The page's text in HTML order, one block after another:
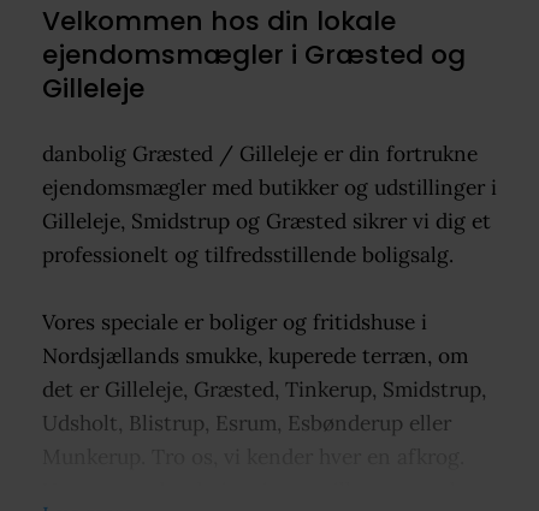
Velkommen hos din lokale
ejendomsmægler i Græsted og
Gilleleje
danbolig Græsted / Gilleleje er din fortrukne
ejendomsmægler med butikker og udstillinger i
Gilleleje, Smidstrup og Græsted sikrer vi dig et
professionelt og tilfredsstillende boligsalg.
Vores speciale er boliger og fritidshuse i
Nordsjællands smukke, kuperede terræn, om
det er Gilleleje, Græsted, Tinkerup, Smidstrup,
Udsholt, Blistrup, Esrum, Esbønderup eller